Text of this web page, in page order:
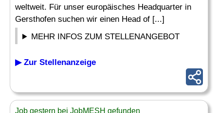
weltweit. Für unser europäisches Headquarter in
Gersthofen suchen wir einen Head of [...]
MEHR INFOS ZUM STELLENANGEBOT
▶ Zur Stellenanzeige
Job gestern bei JobMESH gefunden